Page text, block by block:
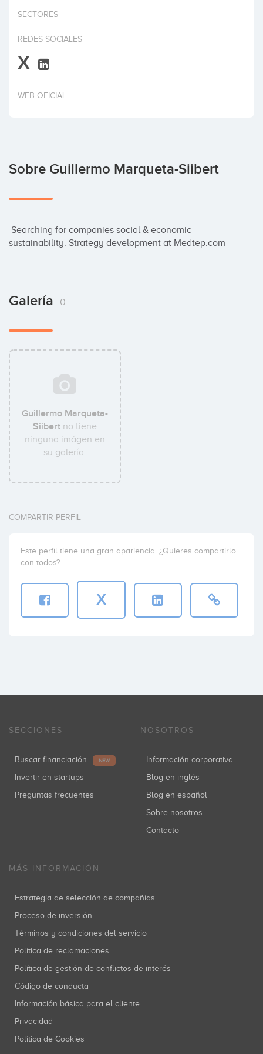
Invertir
SECTORES
REDES SOCIALES
X
WEB OFICIAL
Sobre Guillermo Marqueta-Siibert
sustainability. Strategy development at Medtep.com
Galería 0
Guillermo Marqueta-
Siibert no tiene
ninguna imágen en
su galería.
COMPARTIR PERFIL
Este perfil tiene una gran apariencia. ¿Quieres compartirlo
con todos?
X
SECCIONES
Buscar financiación NEW
Invertir en startups
Preguntas frecuentes
NOSOTROS
Información corporativa
Blog en inglés
Blog en español
Sobre nosotros
Contacto
MÁS INFORMACIÓN
Estrategia de selección de compañías
Proceso de inversión
Términos y condiciones del servicio
Política de reclamaciones
Política de gestión de conflictos de interés
Código de conducta
Información básica para el cliente
Privacidad
Política de Cookies